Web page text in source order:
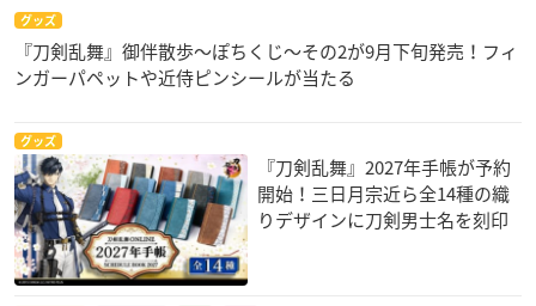
グッズ
『刀剣乱舞』御伴散歩～ぽちくじ～その2が9月下旬発売！フィ
ンガーパペットや近侍ピンシールが当たる
グッズ
『刀剣乱舞』2027年手帳が予約
開始！三日月宗近ら全14種の織
りデザインに刀剣男士名を刻印